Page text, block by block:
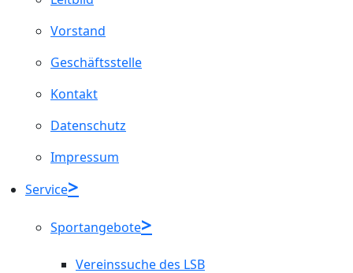
Vorstand
Geschäftsstelle
Kontakt
Datenschutz
Impressum
Service
Sportangebote
Vereinssuche des LSB